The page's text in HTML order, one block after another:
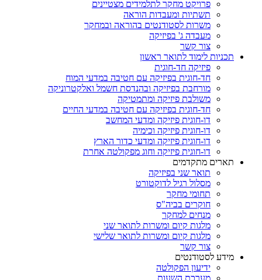
פרויקט מחקר לתלמידים מצטיינים
תשתיות ומעבדות הוראה
משרות לסטודנטים בהוראה ובמחקר
מעבדה ג' בפיזיקה
צור קשר
תכניות לימוד לתואר ראשון
פיזיקה חד-חוגית
חד-חוגית בפיזיקה עם חטיבה במדעי המוח
מורחבת בפיזיקה ובהנדסת חשמל ואלקטרוניקה
משולבת פיזיקה ומתמטיקה
חד-חוגית בפיזיקה עם חטיבה במדעי החיים
דו-חוגית פיזיקה ומדעי המחשב
דו-חוגית פיזיקה וכימיה
דו-חוגית פיזיקה ומדעי כדור הארץ
דו-חוגית פיזיקה וחוג מפקולטה אחרת
תארים מתקדמים
תואר שני בפיזיקה
מסלול רגיל לדוקטורט
תחומי מחקר
חוקרים בביה"ס
מנחים למחקר
מלגות קיום ומשרות לתואר שני
מלגות קיום ומשרות לתואר שלישי
צור קשר
מידע לסטודנטים
ידיעון הפקולטה
מערכת השעות